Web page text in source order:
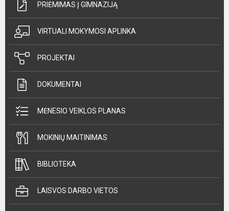
PRIĖMIMAS Į GIMNAZIJĄ
VIRTUALI MOKYMOSI APLINKA
PROJEKTAI
DOKUMENTAI
MĖNESIO VEIKLOS PLANAS
MOKINIŲ MAITINIMAS
BIBLIOTEKA
LAISVOS DARBO VIETOS